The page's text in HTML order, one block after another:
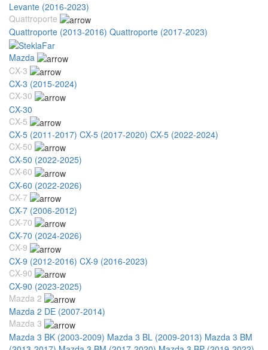
Levante (2016-2023)
Quattroporte
Quattroporte (2013-2016) Quattroporte (2017-2023)
Mazda
CX-3
CX-3 (2015-2024)
CX-30
CX-30
CX-5
CX-5 (2011-2017) CX-5 (2017-2020) CX-5 (2022-2024)
CX-50
CX-50 (2022-2025)
CX-60
CX-60 (2022-2026)
CX-7
CX-7 (2006-2012)
CX-70
CX-70 (2024-2026)
CX-9
CX-9 (2012-2016) CX-9 (2016-2023)
CX-90
CX-90 (2023-2025)
Mazda 2
Mazda 2 DE (2007-2014)
Mazda 3
Mazda 3 BK (2003-2009) Mazda 3 BL (2009-2013) Mazda 3 BM